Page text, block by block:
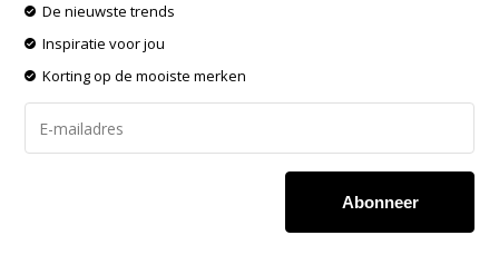
De nieuwste trends
Inspiratie voor jou
Korting op de mooiste merken
Abonneer